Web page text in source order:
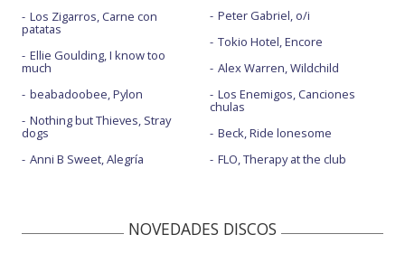
Los Zigarros, Carne con
patatas
Ellie Goulding, I know too
much
beabadoobee, Pylon
Nothing but Thieves, Stray
dogs
Anni B Sweet, Alegría
Peter Gabriel, o/i
Tokio Hotel, Encore
Alex Warren, Wildchild
Los Enemigos, Canciones
chulas
Beck, Ride lonesome
FLO, Therapy at the club
NOVEDADES DISCOS